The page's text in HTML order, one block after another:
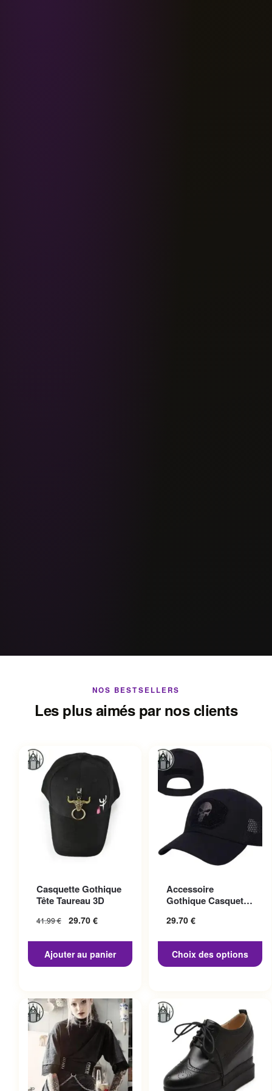
NOS BESTSELLERS
Les plus aimés par nos clients
Casquette Gothique
Tête Taureau 3D
41.99€ 29.70 €
Ajouter au panier
Accessoire
Gothique Casquette
29.70 €
Choix des options
variations. Les options
peuvent être choisies sur la
page du produit